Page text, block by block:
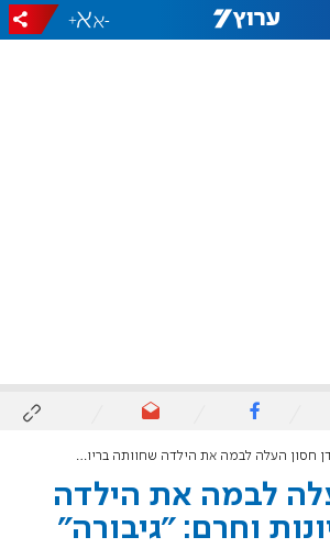
-
+
חסון העלה לבמה את הילדה שחוותה בריונות וחרם: "גיבורה"
לבמה את הילדה
וחרם: "גיבורה"